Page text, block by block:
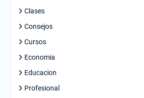
Clases
Consejos
Cursos
Economia
Educacion
Profesional